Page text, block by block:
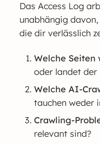
Das Access Log
unabhängig
die dir verlässlich
Welche Seiten
oder landet der
Welche AI-
tauchen weder
Crawling-
relevant sind?